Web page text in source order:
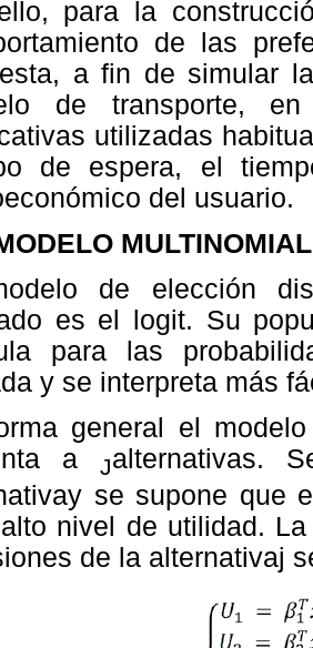
para la
de las
a fin de simular
de transporte,
utilizadas
de espera, el
del usuario.
de elección
es el logit. Su
para las
y se interpreta más
general el
a Jalternativas.
se supone que
nivel de utilidad.
de la alternativaj